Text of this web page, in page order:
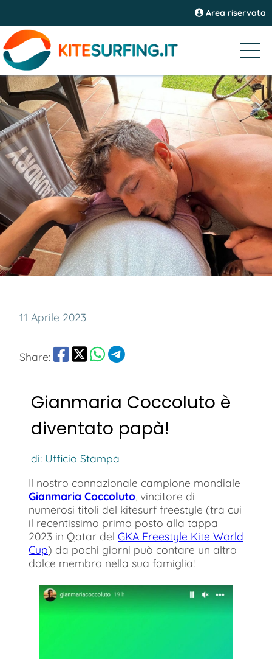
Area riservata
11 Aprile 2023
Share:
Gianmaria Coccoluto è
diventato papà!
di: Ufficio Stampa
Il nostro connazionale campione mondiale
Gianmaria Coccoluto , vincitore di
numerosi titoli del kitesurf freestyle (tra cui
il recentissimo primo posto alla tappa
2023 in Qatar del GKA Freestyle Kite World
Cup) da pochi giorni può contare un altro
dolce membro nella sua famiglia!